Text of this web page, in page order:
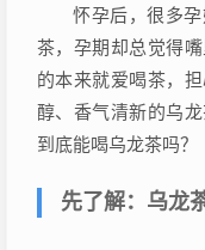
怀孕后，很多
茶，孕期却总觉得
的本来就爱喝茶，
醇、香气清新的乌
到底能喝乌龙茶吗？
先了解：乌龙